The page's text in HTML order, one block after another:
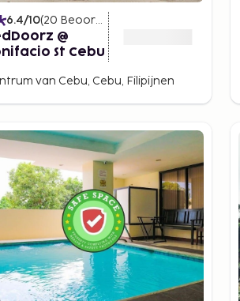
6.4/10(20 Beoordelingen
@
St Cebu
van Cebu, Cebu, Filipijnen